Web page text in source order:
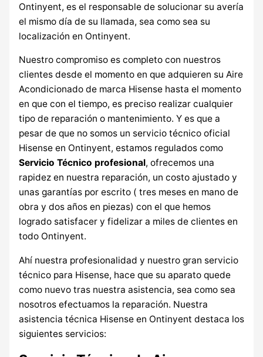
Ontinyent, es el responsable de solucionar su avería
el mismo día de su llamada, sea como sea su
localización en Ontinyent.
Nuestro compromiso es completo con nuestros
clientes desde el momento en que adquieren su Aire
Acondicionado de marca Hisense hasta el momento
en que con el tiempo, es preciso realizar cualquier
tipo de reparación o mantenimiento. Y es que a
pesar de que no somos un servicio técnico oficial
Hisense en Ontinyent, estamos regulados como
Servicio Técnico profesional, ofrecemos una
rapidez en nuestra reparación, un costo ajustado y
unas garantías por escrito ( tres meses en mano de
obra y dos años en piezas) con el que hemos
logrado satisfacer y fidelizar a miles de clientes en
todo Ontinyent.
Ahí nuestra profesionalidad y nuestro gran servicio
técnico para Hisense, hace que su aparato quede
como nuevo tras nuestra asistencia, sea como sea
nosotros efectuamos la reparación. Nuestra
asistencia técnica Hisense en Ontinyent destaca los
siguientes servicios: